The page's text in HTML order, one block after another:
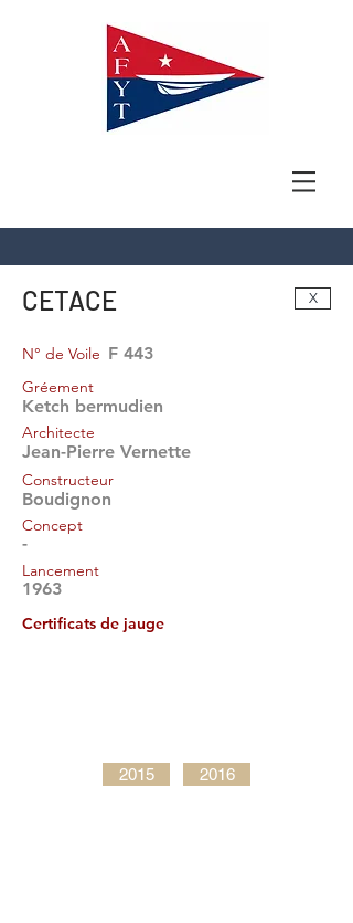
CETACE X
F 443
N° de Voile
Gréement
Ketch bermudien
Architecte
Jean-Pierre Vernette
Constructeur
Boudignon
Concept
-
Lancement
1963
Certificats de jauge
2015 2016